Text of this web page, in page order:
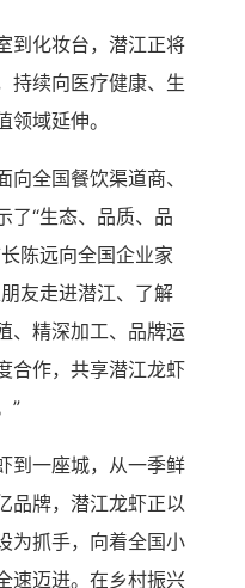
到化妆台，潜江正将
持续向医疗健康、生
域延伸。
全国餐饮渠道商、
了“生态、品质、品
陈远向全国企业家
友走进潜江、了解
、精深加工、品牌运
合作，共享潜江龙虾
”
到一座城，从一季鲜
品牌，潜江龙虾正以
为抓手，向着全国小
速迈进。在乡村振兴